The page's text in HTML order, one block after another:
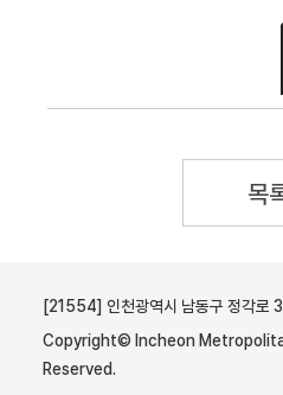
목
[21554] 인천광역시 남동구 정각로
Copyright© Incheon
Reserved.